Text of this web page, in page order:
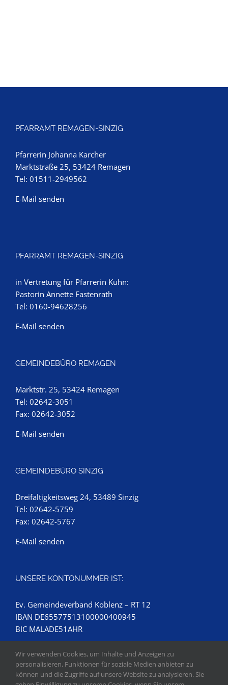
PFARRAMT REMAGEN-SINZIG
Pfarrerin Johanna Karcher
Marktstraße 25, 53424 Remagen
Tel: 01511-2949562
E-Mail senden
PFARRAMT REMAGEN-SINZIG
in Vertretung für Pfarrerin Kuhn:
Pastorin Annette Fastenrath
Tel: 0160-94628256
E-Mail senden
GEMEINDEBÜRO REMAGEN
Marktstr. 25, 53424 Remagen
Tel: 02642-3051
Fax: 02642-3052
E-Mail senden
GEMEINDEBÜRO SINZIG
Dreifaltigkeitsweg 24, 53489 Sinzig
Tel: 02642-5759
Fax: 02642-5767
E-Mail senden
UNSERE KONTONUMMER IST:
Ev. Gemeindeverband Koblenz – RT 12
IBAN DE65577513100000400945
BIC MALADE51AHR
Wir verwenden Cookies, um Inhalte und Anzeigen zu
personalisieren, Funktionen für soziale Medien anbieten zu
können und die Zugriffe auf unsere Website zu analysieren. Sie